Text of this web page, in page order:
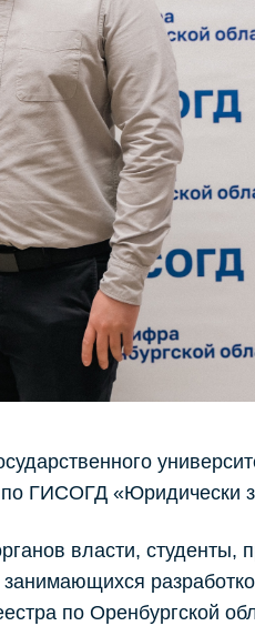
ГИСОГД «Юридически
власти,
по Оренбургской